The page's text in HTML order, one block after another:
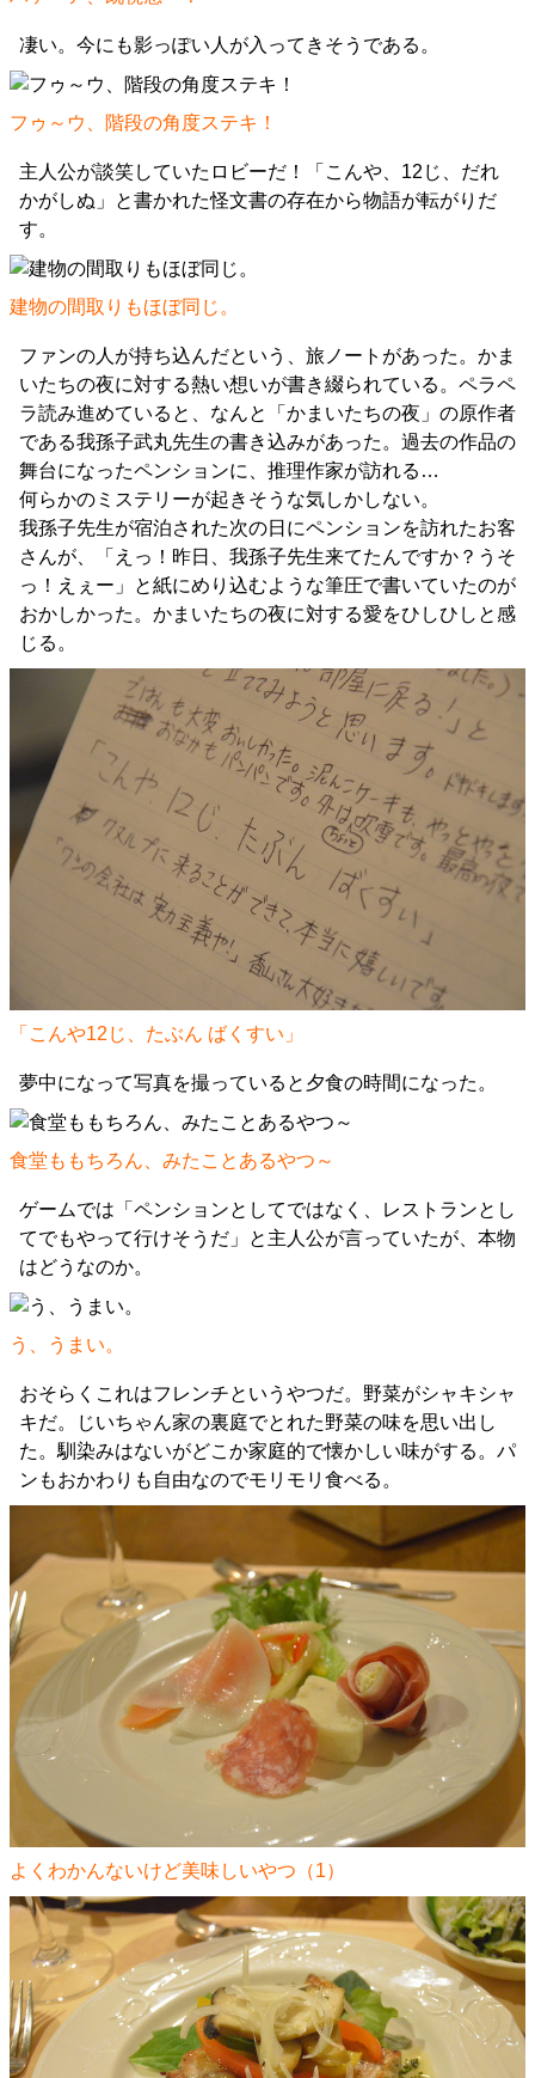
凄い。今にも影っぽい人が入ってきそうである。
フゥ～ウ、階段の角度ステキ！
主人公が談笑していたロビーだ！「こんや、12じ、だれ
かがしぬ」と書かれた怪文書の存在から物語が転がりだ
す。
建物の間取りもほぼ同じ。
ファンの人が持ち込んだという、旅ノートがあった。かま
いたちの夜に対する熱い想いが書き綴られている。ペラペ
ラ読み進めていると、なんと「かまいたちの夜」の原作者
である我孫子武丸先生の書き込みがあった。過去の作品の
舞台になったペンションに、推理作家が訪れる…
何らかのミステリーが起きそうな気しかしない。
我孫子先生が宿泊された次の日にペンションを訪れたお客
さんが、「えっ！昨日、我孫子先生来てたんですか？うそ
っ！えぇー」と紙にめり込むような筆圧で書いていたのが
おかしかった。かまいたちの夜に対する愛をひしひしと感
じる。
「こんや12じ、たぶん ばくすい」
夢中になって写真を撮っていると夕食の時間になった。
食堂ももちろん、みたことあるやつ～
ゲームでは「ペンションとしてではなく、レストランとし
てでもやって行けそうだ」と主人公が言っていたが、本物
はどうなのか。
う、うまい。
おそらくこれはフレンチというやつだ。野菜がシャキシャ
キだ。じいちゃん家の裏庭でとれた野菜の味を思い出し
た。馴染みはないがどこか家庭的で懐かしい味がする。パ
ンもおかわりも自由なのでモリモリ食べる。
よくわかんないけど美味しいやつ（1）